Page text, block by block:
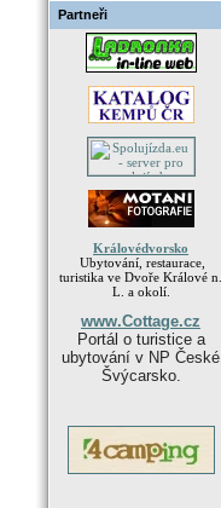
Partneři
Královédvorsko
Ubytování, restaurace,
turistika ve Dvoře Králové n.
L. a okolí.
www.Cottage.cz
Portál o turistice a
ubytování v NP České
Švýcarsko.